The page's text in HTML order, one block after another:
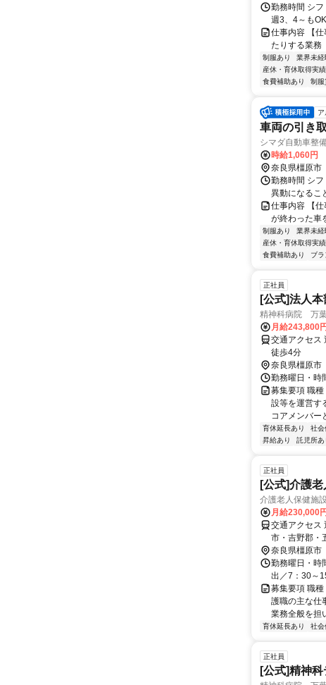
勤務時間 シ
週3、4～も
仕事内容 【
たりする業務
制服あり 業界未経
産休・育休取得実
食費補助あり
制服
車両の引き
シマダ自動車整
時給1,060円
奈良県橿原市
勤務時間 シ
異動になるこ
仕事内容 【
が終わった車
制服あり 業界未経
産休・育休取得実
食費補助あり
ブ
正社員
[公式]法人
精神科病院 万
月給243,800
交通アクセス
徒歩4分
奈良県橿原市
勤務曜日・時
募集要項 職
設等を運営す
コアメンバー
育休延長あり 社会
昇給あり
託児所あ
正社員
[公式]介護
介護老人保健施
月給230,000
交通アクセス 近鉄「坊城
市・吉野郡・
ています。
奈良県橿原市
勤務曜日・時
出／7：30～
募集要項 職
護職の主な仕
業務全般を担
育休延長あり 社会
正社員
[公式]精神